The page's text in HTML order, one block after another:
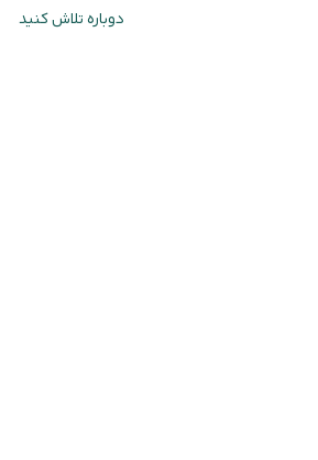
دوباره تلاش کنید